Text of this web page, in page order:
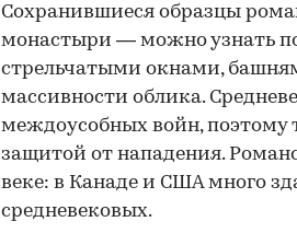
Сохранившиеся образцы
монастыри — можно узнать
стрельчатыми окнами,
массивности облика.
междоусобных войн, поэтому
защитой от нападения.
веке: в Канаде и США много
средневековых.